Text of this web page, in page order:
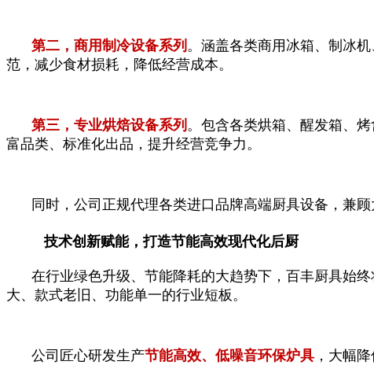
第二，商用制冷设备系列 。涵盖各类商用冰箱、制冰
范，减少食材损耗，降低经营成本。
第三，专业烘焙设备系列 。包含各类烘箱、醒发箱、
富品类、标准化出品，提升经营竞争力。
同时，公司正规代理各类进口品牌高端厨具设备，兼
技术创新赋能，打造节能高效现代化后厨
在行业绿色升级、节能降耗的大趋势下，百丰厨具始终
大、款式老旧、功能单一的行业短板。
公司匠心研发生产节能高效、低噪音环保炉具 ，大幅